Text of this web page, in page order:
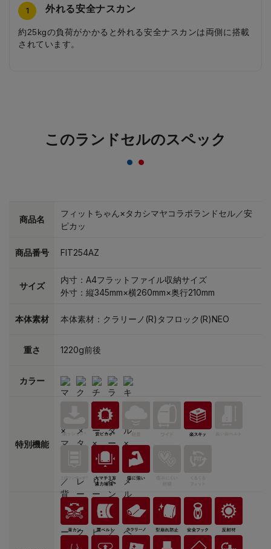
1 外れる安全ナスカン
約25kgの負荷がかかると外れる安全ナスカンは両側に搭載
されています。
2 丈夫でかっこいいサイドのデザイン
大マチ部と底部に樹脂の芯材を入れ（大マチ3方強力補
強）、３方強力補強を施しました。素材にはクラリーノの
3 シンプルなカブセデザイン
カブセのステッチは、本体色に合うカラーでシンプルに仕
上げています。
4 シンプルなびょう
ランドセルのイメージを崩さない、シンプルなびょうを４
つ使用しています。
5 ウェービータッチの背あて
通気性に優れたウェービータッチの背当て。背中がムレに
くく、水や汚れをはじくのでお子さまの背中をいつも清潔
6 シンプルな内装
シンプルで丈夫な内装、お手入れし易く、長期間大切な教
科書や文房具を守ります。
7 A4フラットファイルがすっきり入る幅
軽量タイプながら、大マチの容量はそのまま。A4フラット
ファイルがすっぽり入ります。
8 シンプルデザインの前ポケット
シンプルなデザインの前ポケットは名前カードがコンパク
トなデザインに仕上げました。
このランドセルのスペック
商品名
フィットちゃん×タカシマヤコラボランドセル／安
ピカッ
商品番号 FIT254AZ
サイズ
内寸：A4フラットファイル収納サイズ
外寸：縦345mm×横260mm×奥行210mm
本体素材 本体素材：クラリーノ(R)タフロック(R)NEO
重さ 1220g前後
カラー
特別機能